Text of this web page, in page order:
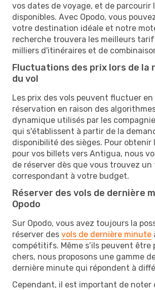
vos dates de voyage, et de parcourir
disponibles. Avec Opodo, vous
votre destination idéale et notre
recherche trouvera les meilleurs
milliers d'itinéraires et de
Fluctuations des prix lors de la
du vol
Les prix des vols peuvent fluctuer en
réservation en raison des
dynamique utilisés par les
qui s'établissent à partir de la
disponibilité des sièges. Pour obtenir
pour vos billets vers Antigua, nous
de réserver dès que vous trouvez
correspondant à votre budget.
Réserver des vols de dernière
Opodo
Sur Opodo, vous avez toujours la
réserver des vols de dernière minute
compétitifs. Même s’ils peuvent être
chers, nous proposons une gamme
dernière minute qui répondent à
Cependant, il est important de noter